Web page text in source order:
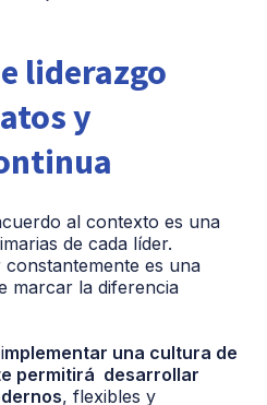
liderazgo
y
al contexto es una
de cada líder.
es una
marcar la diferencia
mplementar una cultura de
permitirá desarrollar
, flexibles y